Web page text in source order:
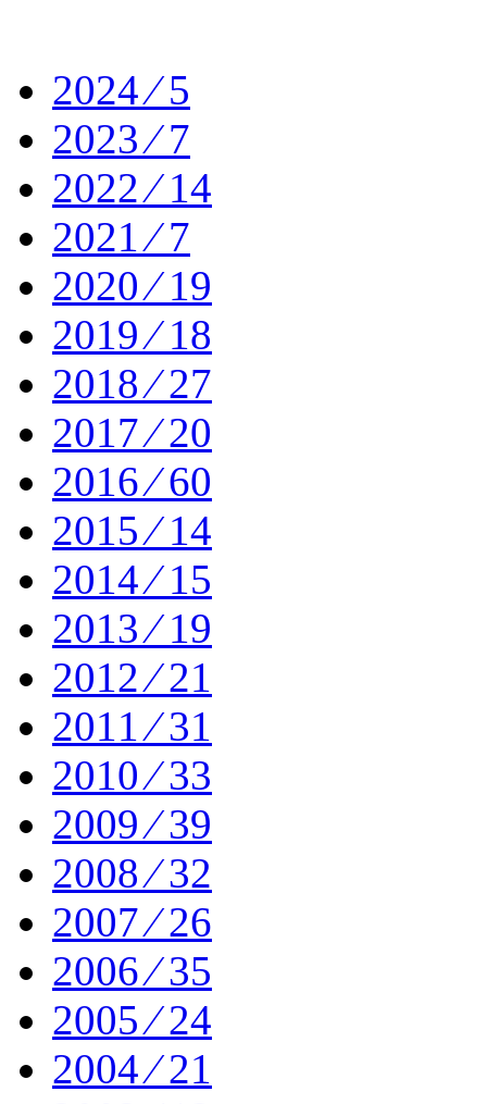
2024 ⁄ 5
2023 ⁄ 7
2022 ⁄ 14
2021 ⁄ 7
2020 ⁄ 19
2019 ⁄ 18
2018 ⁄ 27
2017 ⁄ 20
2016 ⁄ 60
2015 ⁄ 14
2014 ⁄ 15
2013 ⁄ 19
2012 ⁄ 21
2011 ⁄ 31
2010 ⁄ 33
2009 ⁄ 39
2008 ⁄ 32
2007 ⁄ 26
2006 ⁄ 35
2005 ⁄ 24
2004 ⁄ 21